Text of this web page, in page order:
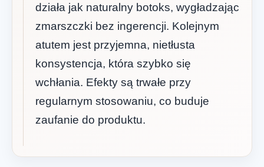
działa jak naturalny botoks, wygładzając
zmarszczki bez ingerencji. Kolejnym
atutem jest przyjemna, nietłusta
konsystencja, która szybko się
wchłania. Efekty są trwałe przy
regularnym stosowaniu, co buduje
zaufanie do produktu.